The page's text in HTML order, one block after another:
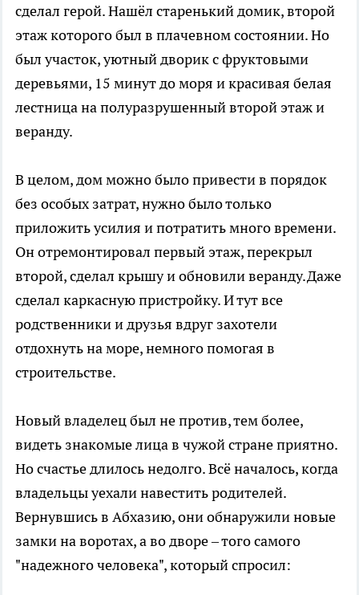
сделал герой. Нашёл старенький домик, второй
этаж которого был в плачевном состоянии. Но
был участок, уютный дворик с фруктовыми
деревьями, 15 минут до моря и красивая белая
лестница на полуразрушенный второй этаж и
веранду.
В целом, дом можно было привести в порядок
без особых затрат, нужно было только
приложить усилия и потратить много времени.
Он отремонтировал первый этаж, перекрыл
второй, сделал крышу и обновили веранду.Даже
сделал каркасную пристройку. И тут все
родственники и друзья вдруг захотели
отдохнуть на море, немного помогая в
строительстве.
Новый владелец был не против, тем более,
видеть знакомые лица в чужой стране приятно.
Но счастье длилось недолго. Всё началось, когда
владельцы уехали навестить родителей.
Вернувшись в Абхазию, они обнаружили новые
замки на воротах, а во дворе – того самого
"надежного человека", который спросил: